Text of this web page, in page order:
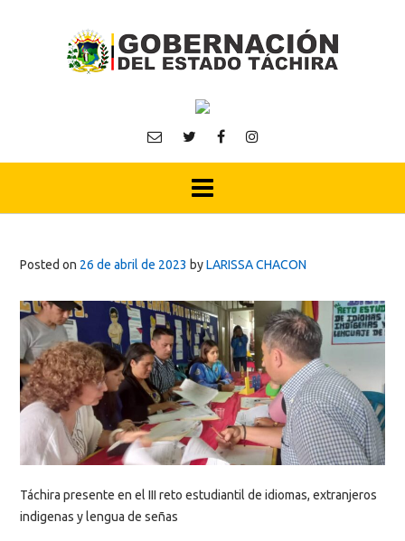
Posted on 26 de abril de 2023 byLARISSA CHACON
Táchira presente en el III reto estudiantil de idiomas, extranjeros
indigenas y lengua de señas